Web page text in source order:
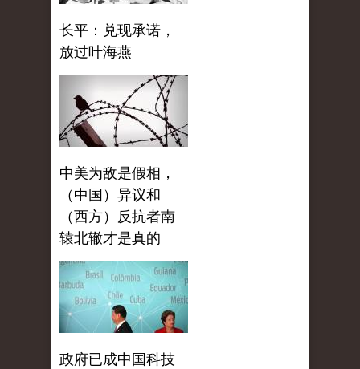
长平：兑现承诺，
放过叶海燕
中美为敌是假相，
（中国）异议和
（西方）反抗者南
辕北辙才是真的
政府已成中国科技